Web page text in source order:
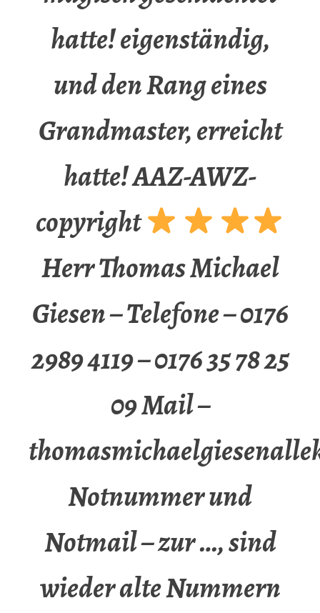
hatte! eigenständig,
und den Rang eines
Grandmaster, erreicht
hatte! AAZ-AWZ-
copyright
Herr Thomas Michael
Giesen – Telefone – 0176
2989 4119 – 0176 35 78 25
09 Mail –
Notnummer und
Notmail – zur …, sind
wieder alte Nummern